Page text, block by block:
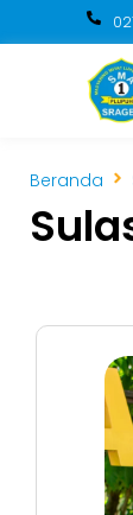
Beranda